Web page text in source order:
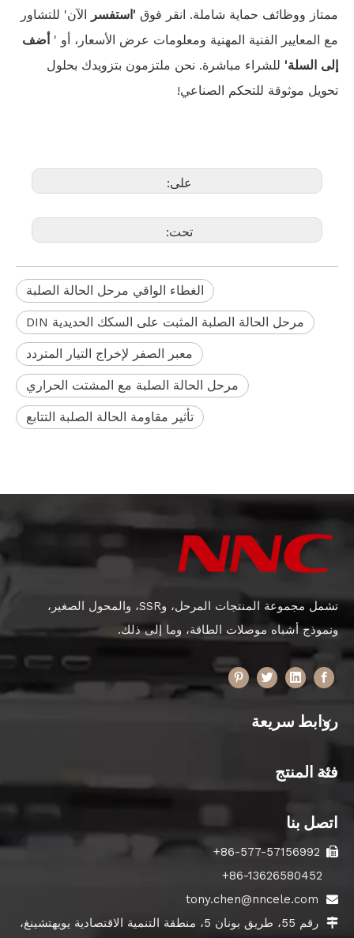
ممتاز ووظائف حماية شاملة. انقر فوق 'استفسر الآن' للتشاور
مع المعايير الفنية المهنية ومعلومات عرض الأسعار، أو ' أضف
إلى السلة' للشراء مباشرة. نحن ملتزمون بتزويدك بحلول
تحويل موثوقة للتحكم الصناعي!
على:
تحت:
الغطاء الواقي مرحل الحالة الصلبة
مرحل الحالة الصلبة المثبت على السكك الحديدية DIN
معبر الصفر لإخراج التيار المتردد
مرحل الحالة الصلبة مع المشتت الحراري
تأثير مقاومة الحالة الصلبة التتابع
تشمل مجموعة المنتجات المرحل، وSSR، والمحول الصغير،
ونموذج أشباه موصلات الطاقة، وما إلى ذلك.
روابط سريعة
فئة المنتج
اتصل بنا

86-577-57156992+

tony.chen@nncele.com
 رقم 55، طريق بونان 5، منطقة التنمية الاقتصادية يويهتشينغ،